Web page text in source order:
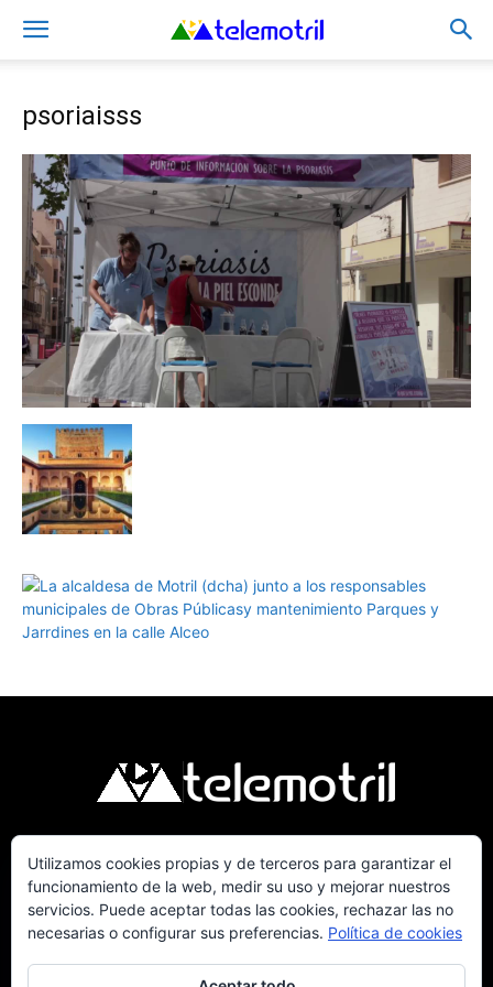
psoriaisss
Telemotril, la Televisión Digital de la Costa
Tropical de Granada. Siguenos en Fm a traves
del 107.7 en OndaSur Motril.
Utilizamos cookies propias y de terceros para garantizar el
funcionamiento de la web, medir su uso y mejorar nuestros
servicios. Puede aceptar todas las cookies, rechazar las no
necesarias o configurar sus preferencias. Política de cookies